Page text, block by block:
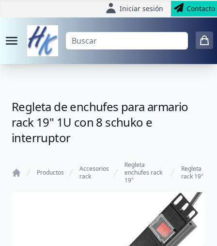
Iniciar sesión Contacto
Regleta de enchufes para armario
rack 19" 1U con 8 schuko e
interruptor
Productos
Accesorios
rack
Regleta
enchufes rack
19"
Regleta
rack 19"